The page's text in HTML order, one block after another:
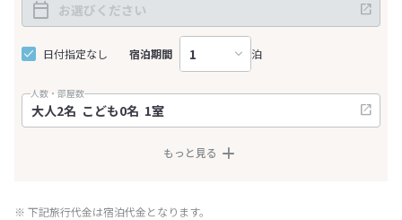
日付指定なし 宿泊期間 泊
人数・部屋数
もっと見る
※ 下記旅行代金は宿泊代金となります。